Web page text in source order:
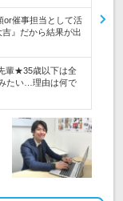
or催事担当として活
』だから結果が出
輩★35歳以下は全
たい…理由は何で